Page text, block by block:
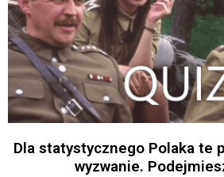
Dla statystycznego Polaka te
wyzwanie.